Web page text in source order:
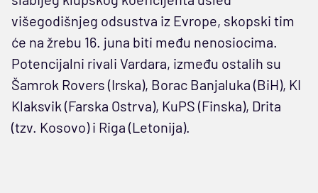
višegodišnjeg odsustva iz Evrope, skopski tim
će na žrebu 16. juna biti među nenosiocima.
Potencijalni rivali Vardara, između ostalih su
Šamrok Rovers (Irska), Borac Banjaluka (BiH), KI
Klaksvik (Farska Ostrva), KuPS (Finska), Drita
(tzv. Kosovo) i Riga (Letonija).